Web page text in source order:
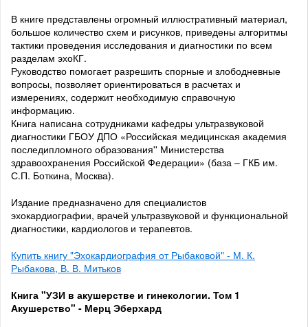
В книге представлены огромный иллюстративный материал,
большое количество схем и рисунков, приведены алгоритмы
тактики проведения исследования и диагностики по всем
разделам эхоКГ.
Руководство помогает разрешить спорные и злободневные
вопросы, позволяет ориентироваться в расчетах и
измерениях, содержит необходимую справочную
информацию.
Книга написана сотрудниками кафедры ультразвуковой
диагностики ГБОУ ДПО «Российская медицинская академия
последипломного образования'' Министерства
здравоохранения Российской Федерации» (база – ГКБ им.
С.П. Боткина, Москва).
Издание предназначено для специалистов
эхокардиографии, врачей ультразвуковой и функциональной
диагностики, кардиологов и терапевтов.
Купить книгу "Эхокардиография от Рыбаковой" - М. К.
Рыбакова, В. В. Митьков
Книга "УЗИ в акушерстве и гинекологии. Том 1
Акушерство" - Мерц Эберхард